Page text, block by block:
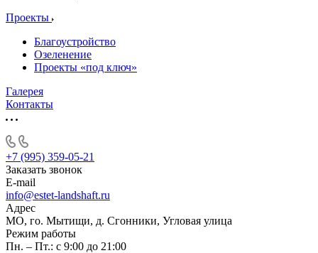
Проекты
Благоустройство
Озеленение
Проекты «под ключ»
Галерея
Контакты
+7 (995) 359-05-21
Заказать звонок
E-mail
info@estet-landshaft.ru
Адрес
МО, го. Мытищи, д. Сгонники, Угловая улица
Режим работы
Пн. – Пт.: с 9:00 до 21:00